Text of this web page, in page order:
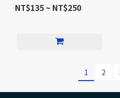
NT$135 ~ NT$250
1 2